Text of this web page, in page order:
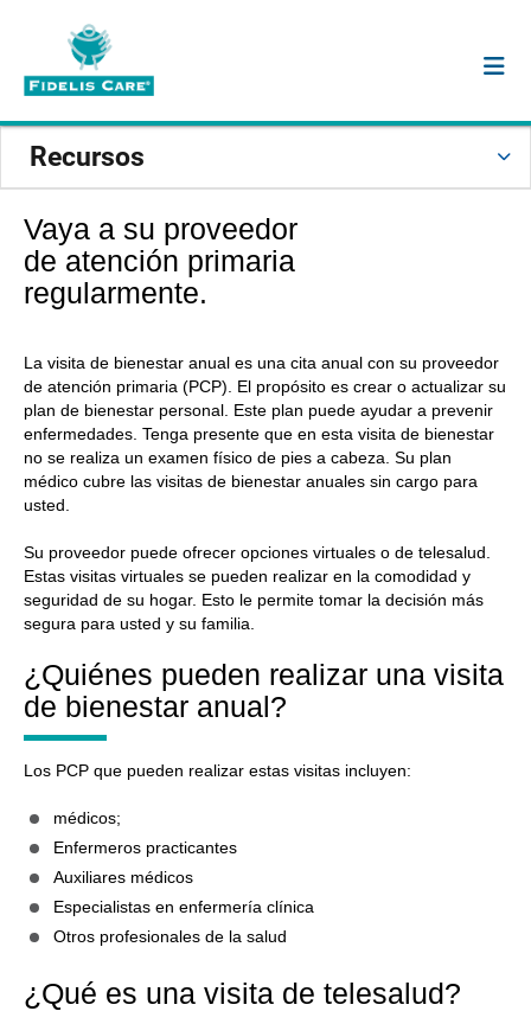
Recursos
Vaya a su proveedor
de atención primaria
regularmente.
La visita de bienestar anual es una cita anual con su proveedor
de atención primaria (PCP). El propósito es crear o actualizar su
plan de bienestar personal. Este plan puede ayudar a prevenir
enfermedades. Tenga presente que en esta visita de bienestar
no se realiza un examen físico de pies a cabeza. Su plan
médico cubre las visitas de bienestar anuales sin cargo para
usted.
Su proveedor puede ofrecer opciones virtuales o de telesalud.
Estas visitas virtuales se pueden realizar en la comodidad y
seguridad de su hogar. Esto le permite tomar la decisión más
segura para usted y su familia.
¿Quiénes pueden realizar una visita
de bienestar anual?
Los PCP que pueden realizar estas visitas incluyen:
médicos;
Enfermeros practicantes
Auxiliares médicos
Especialistas en enfermería clínica
Otros profesionales de la salud
¿Qué es una visita de telesalud?